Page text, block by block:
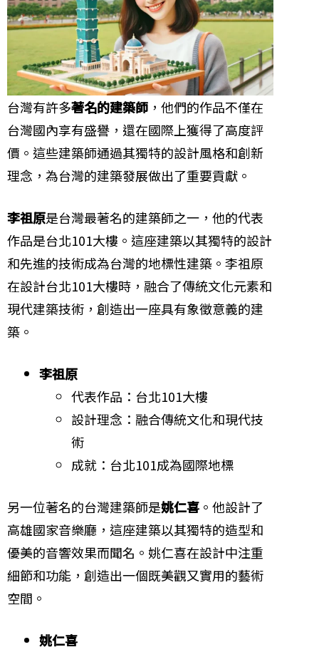
台灣有許多著名的建築師 ，他們的作品不僅在
台灣國內享有盛譽，還在國際上獲得了高度評
價。這些建築師通過其獨特的設計風格和創新
理念，為台灣的建築發展做出了重要貢獻。
李祖原是台灣最著名的建築師之一，他的代表
作品是台北101大樓。這座建築以其獨特的設計
和先進的技術成為台灣的地標性建築。李祖原
在設計台北101大樓時，融合了傳統文化元素和
現代建築技術，創造出一座具有象徵意義的建
築。
李祖原
代表作品：台北101大樓
設計理念：融合傳統文化和現代技
術
成就：台北101成為國際地標
另一位著名的台灣建築師是姚仁喜 。他設計了
高雄國家音樂廳，這座建築以其獨特的造型和
優美的音響效果而聞名。姚仁喜在設計中注重
細節和功能，創造出一個既美觀又實用的藝術
空間。
姚仁喜